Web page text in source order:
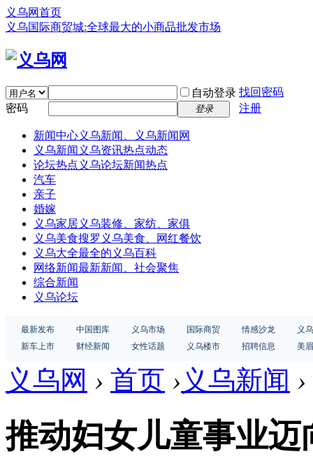
义乌网首页
义乌国际商贸城:全球最大的小商品批发市场
自动登录 找回密码
密码
登录 注册
新闻中心义乌新闻、义乌新闻网
义乌新闻 义乌资讯热点动态
论坛热点 义乌论坛新闻热点
汽车
亲子
婚嫁
义乌家居义乌装修、家纺、家俱
义乌美食搜罗义乌美食、网红餐饮
义乌大全最全的义乌百科
网络新闻最新新闻、社会聚焦
综合新闻
义乌论坛
最新发布 中国图库 义乌市场 国际商贸 情感沙龙
义
新车上市
财经新闻 女性话题 义乌楼市 招聘信息 美
义乌网 › 首页 › 义乌新闻 ›
推动妇女儿童事业